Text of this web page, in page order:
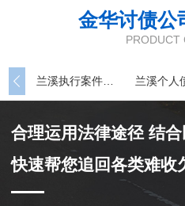
金华讨债公
PRODUCT
兰溪执行案件处理
合理运用法律途径 结
快速帮您追回各类难收